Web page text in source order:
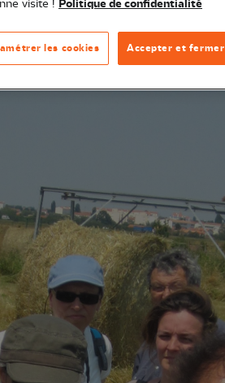
visite ! Politique de confidentialité
Accepter et fermer
les cookies